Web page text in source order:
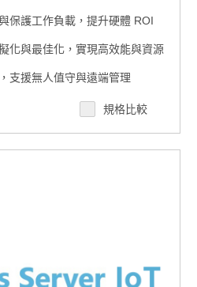
保護工作負載，提升硬體 ROI
化與最佳化，實現高效能與資源
支援無人值守與遠端管理
規格比較